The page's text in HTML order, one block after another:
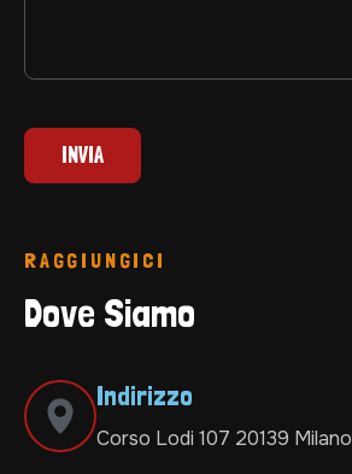
RAGGIUNGICI
Dove Siamo
Indirizzo
Corso Lodi 107 20139 Milano